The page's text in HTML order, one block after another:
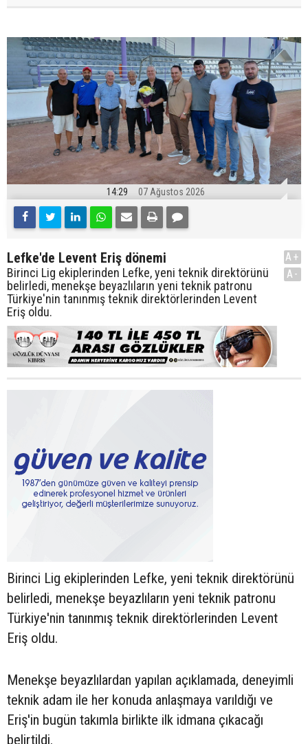
14:29 07 Ağustos 2026
Lefke'de Levent Eriş dönemi
Birinci Lig ekiplerinden Lefke, yeni teknik direktörünü
belirledi, menekşe beyazlıların yeni teknik patronu
Türkiye'nin tanınmış teknik direktörlerinden Levent
Eriş oldu.
A+
A-
Birinci Lig ekiplerinden Lefke, yeni teknik direktörünü
belirledi, menekşe beyazlıların yeni teknik patronu
Türkiye'nin tanınmış teknik direktörlerinden Levent
Eriş oldu.
Menekşe beyazlılardan yapılan açıklamada, deneyimli
teknik adam ile her konuda anlaşmaya varıldığı ve
Eriş'in bugün takımla birlikte ilk idmana çıkacağı
belirtildi.